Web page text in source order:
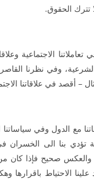
تترك الحقوق.
تعاملاتنا الاجتماعية
وفي نظرنا
– أقصد في علاقاتنا
مع الدول وفي
تؤدي بنا الى الخسران
والعكس صحيح فإذا كان
علينا الاحتياط باقرارها